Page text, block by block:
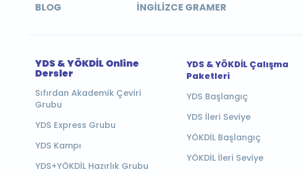
BLOG İNGILIZCE GRAMER
YDS & YÖKDİL Online
Dersler
Sıfırdan Akademik Çeviri
Grubu
YDS Express Grubu
YDS Kampı
YDS+YÖKDİL Hazırlık Grubu
YDS & YÖKDİL Çalışma
Paketleri
YDS Başlangıç
YDS İleri Seviye
YÖKDİL Başlangıç
YÖKDİL İleri Seviye